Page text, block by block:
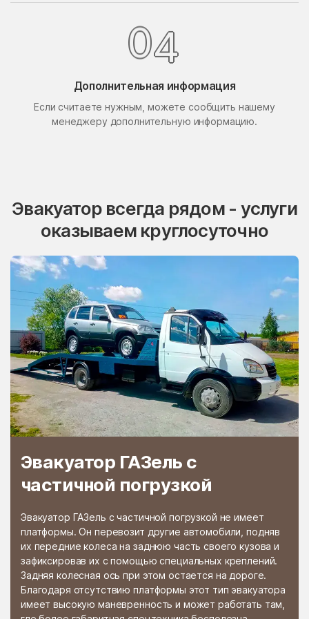
04
Дополнительная информация
Если считаете нужным, можете сообщить нашему
менеджеру дополнительную информацию.
Эвакуатор всегда рядом - услуги
оказываем круглосуточно
Эвакуатор ГАЗель с
частичной погрузкой
Эвакуатор ГАЗель с частичной погрузкой не имеет
платформы. Он перевозит другие автомобили, подняв
их передние колеса на заднюю часть своего кузова и
зафиксировав их с помощью специальных креплений.
Задняя колесная ось при этом остается на дороге.
Благодаря отсутствию платформы этот тип эвакуатора
имеет высокую маневренность и может работать там,
Поселок Терехово
Поселок Толстопальцево Поселок Узкое
Поселок Шлюзы Починки
Правдинский Проводник
Пушкино
Развилка
Раменки
Раменской
агрохимстанции РАОС
Растуново
Ратчино Рахманово
Редино Реммаш
Реутово Речицы
Решетниково Решоткино
Роговское Поселение
Рошаль
Румянцево Рыбное
Рыболово Рылеево
Рязановский Рязановское поселение